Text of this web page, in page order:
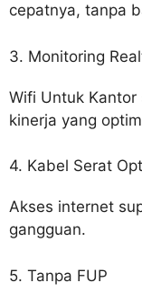
cepatnya, tanpa
3. Monitoring
Wifi Untuk
kinerja yang
4. Kabel Serat
Akses internet
gangguan.
5. Tanpa FUP